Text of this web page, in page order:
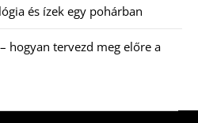
és ízek egy pohárban
hogyan tervezd meg előre a